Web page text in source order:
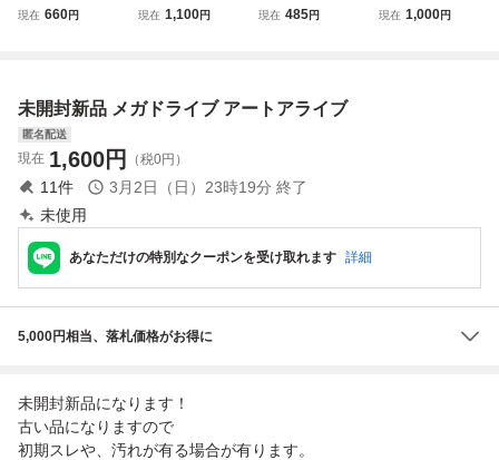
アライブ メガドラ
現在 660円
ガドライブ アート
現在 1,100円
デッドオアアライ
現在 485円
港製 ホットウィー
現在 1,000円
未開封新品 メガドライブ アートアライブ
匿名配送
現在 1,600円 （税0円）
11件 3月2日（日）23時19分 終了
未使用
あなただけの特別なクーポンを受け取れます 詳細
5,000円相当、落札価格がお得に
未開封新品になります！
古い品になりますので
初期スレや、汚れが有る場合が有ります。